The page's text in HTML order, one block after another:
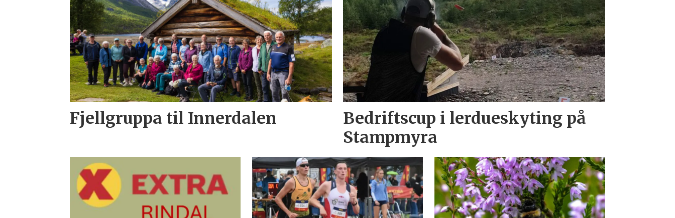
Fjellgruppa til Innerdalen
Bedriftscup i lerdueskyting på
Stampmyra